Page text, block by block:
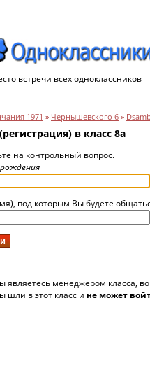
встречи всех одноклассников
1971 » Чернышевского 6 »
в класс 8а
на контрольный вопрос.
под которым Вы будете
являетесь менеджером класса,
шли в этот класс и не может